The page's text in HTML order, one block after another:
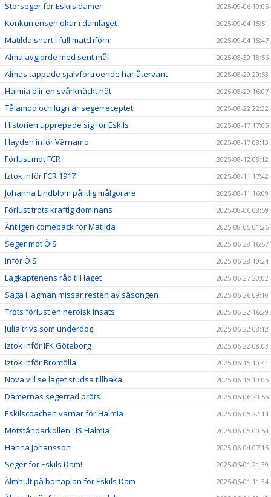
Storseger för Eskils damer 2025-09-06 19:05
Konkurrensen ökar i damlaget 2025-09-04 15:51
Matilda snart i full matchform 2025-09-04 15:47
Alma avgjorde med sent mål 2025-08-30 18:56
Almas tappade självförtroende har återvänt 2025-08-29 20:53
Halmia blir en svårknäckt nöt 2025-08-29 16:07
Tålamod och lugn är segerreceptet 2025-08-22 22:32
Historien upprepade sig för Eskils 2025-08-17 17:05
Hayden inför Värnamo 2025-08-17 08:13
Förlust mot FCR 2025-08-12 08:12
Iztok inför FCR 1917 2025-08-11 17:42
Johanna Lindblom pålitlig målgörare 2025-08-11 16:09
Förlust trots kraftig dominans 2025-08-06 08:59
Äntligen comeback för Matilda 2025-08-05 01:26
Seger mot ÖIS 2025-06-28 16:57
Inför ÖIS 2025-06-28 10:24
Lagkaptenens råd till laget 2025-06-27 20:02
Saga Hagman missar resten av säsongen 2025-06-26 09:10
Trots förlust en heroisk insats 2025-06-22 16:29
Julia trivs som underdog 2025-06-22 08:12
Iztok inför IFK Göteborg 2025-06-22 08:03
Iztok inför Bromölla 2025-06-15 10:41
Nova vill se laget studsa tillbaka 2025-06-15 10:05
Damernas segerrad bröts 2025-06-06 20:55
Eskilscoachen varnar för Halmia 2025-06-05 22:14
Motståndarkollen : IS Halmia 2025-06-05 00:54
Hanna Johansson 2025-06-04 07:15
Seger för Eskils Dam! 2025-06-01 21:39
Älmhult på bortaplan för Eskils Dam 2025-06-01 11:34